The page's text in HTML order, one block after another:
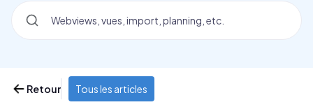
Retour Tous les articles